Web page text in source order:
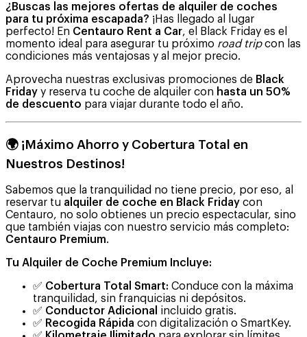
¿Buscas las mejores ofertas de alquiler de coches
para tu próxima escapada? ¡Has llegado al lugar
perfecto! En Centauro Rent a Car, el Black Friday es el
momento ideal para asegurar tu próximo road tripcon las
condiciones más ventajosas y al mejor precio.
Aprovecha nuestras exclusivas promociones de Black
Friday y reserva tu coche de alquiler con hasta un 50%
de descuento para viajar durante todo el año.
🌍 ¡Máximo Ahorro y Cobertura Total en
Nuestros Destinos!
Sabemos que la tranquilidad no tiene precio, por eso, al
reservar tu alquiler de coche en Black Friday con
Centauro, no solo obtienes un precio espectacular, sino
que también viajas con nuestro servicio más completo:
Centauro Premium.
Tu Alquiler de Coche Premium Incluye:
✅ Cobertura Total Smart: Conduce con la máxima
tranquilidad, sin franquicias ni depósitos.
✅ Conductor Adicional
incluido gratis.
✅ Recogida Rápida con digitalización o SmartKey.